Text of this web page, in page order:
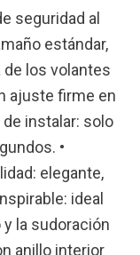
seguridad al
estándar,
de los volantes
ajuste firme en
instalar: solo
•
elegante,
ideal
la sudoración
anillo interior